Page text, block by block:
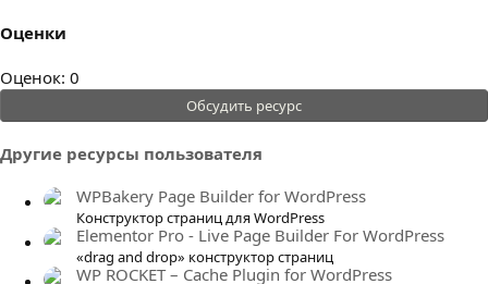
Оценки
0
.
0
0
з
Оценок: 0
Обсудить ресурс
Другие ресурсы пользователя
WPBakery Page Builder for WordPress
Конструктор страниц для WordPress
Elementor Pro - Live Page Builder For WordPress
«drag and drop» конструктор страниц
WP ROCKET – Cache Plugin for WordPress